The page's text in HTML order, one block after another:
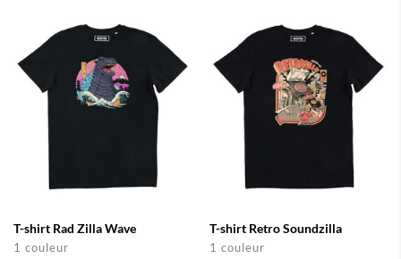
T-shirt Rad Zilla Wave
1 couleur
T-shirt Retro Soundzilla
1 couleur